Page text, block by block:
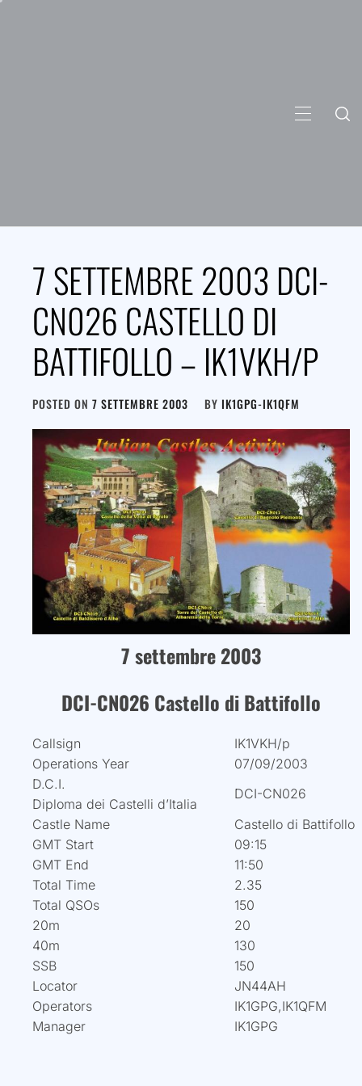
PRIMARY
7 SETTEMBRE 2003 DCI-
CN026 CASTELLO DI
BATTIFOLLO – IK1VKH/P
POSTED ON 7 SETTEMBRE 2003 BY IK1GPG-IK1QFM
7 settembre 2003
DCI-CN026 Castello di Battifollo
Callsign
IK1VKH/p
Operations Year
07/09/2003
D.C.I.
Diploma dei Castelli d’Italia
DCI-CN026
Castle Name
Castello di Battifollo
GMT Start
09:15
GMT End
11:50
Total Time
2.35
Total QSOs
150
20m
20
40m
130
SSB
150
Locator
JN44AH
Operators
IK1GPG,IK1QFM
Manager
IK1GPG